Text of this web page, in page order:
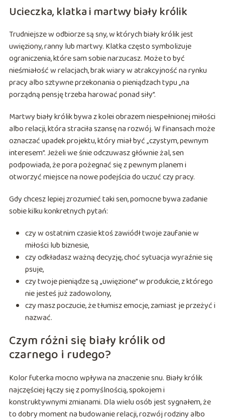
Ucieczka, klatka i martwy biały królik
Trudniejsze w odbiorze są sny, w których biały królik jest
uwięziony, ranny lub martwy. Klatka często symbolizuje
ograniczenia, które sam sobie narzucasz. Może to być
nieśmiałość w relacjach, brak wiary w atrakcyjność na rynku
pracy albo sztywne przekonania o pieniądzach typu „na
porządną pensję trzeba harować ponad siły”.
Martwy biały królik bywa z kolei obrazem niespełnionej miłości
albo relacji, która straciła szansę na rozwój. W finansach może
oznaczać upadek projektu, który miał być „czystym, pewnym
interesem”. Jeżeli we śnie odczuwasz głównie żal, sen
podpowiada, że pora pożegnać się z pewnym planem i
otworzyć miejsce na nowe podejścia do uczuć czy pracy.
Gdy chcesz lepiej zrozumieć taki sen, pomocne bywa zadanie
sobie kilku konkretnych pytań:
czy w ostatnim czasie ktoś zawiódł twoje zaufanie w
miłości lub biznesie,
czy odkładasz ważną decyzję, choć sytuacja wyraźnie się
psuje,
czy twoje pieniądze są „uwięzione” w produkcie, z którego
nie jesteś już zadowolony,
czy masz poczucie, że tłumisz emocje, zamiast je przeżyć i
nazwać.
Czym różni się biały królik od
czarnego i rudego?
Kolor futerka mocno wpływa na znaczenie snu. Biały królik
najczęściej łączy się z pomyślnością, spokojem i
konstruktywnymi zmianami. Dla wielu osób jest sygnałem, że
to dobry moment na budowanie relacji, rozwój rodziny albo